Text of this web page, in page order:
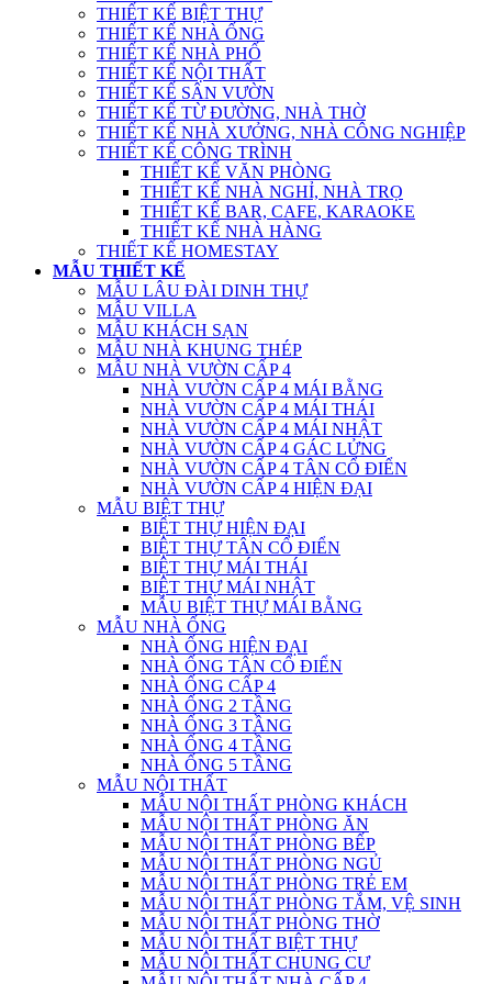
THIẾT KẾ BIỆT THỰ
THIẾT KẾ NHÀ ỐNG
THIẾT KẾ NHÀ PHỐ
THIẾT KẾ NỘI THẤT
THIẾT KẾ SÂN VƯỜN
THIẾT KẾ TỪ ĐƯỜNG, NHÀ THỜ
THIẾT KẾ NHÀ XƯỞNG, NHÀ CÔNG NGHIỆP
THIẾT KẾ CÔNG TRÌNH
THIẾT KẾ VĂN PHÒNG
THIẾT KẾ NHÀ NGHỈ, NHÀ TRỌ
THIẾT KẾ BAR, CAFE, KARAOKE
THIẾT KẾ NHÀ HÀNG
THIẾT KẾ HOMESTAY
MẪU THIẾT KẾ
MẪU LÂU ĐÀI DINH THỰ
MẪU VILLA
MẪU KHÁCH SẠN
MẪU NHÀ KHUNG THÉP
MẪU NHÀ VƯỜN CẤP 4
NHÀ VƯỜN CẤP 4 MÁI BẰNG
NHÀ VƯỜN CẤP 4 MÁI THÁI
NHÀ VƯỜN CẤP 4 MÁI NHẬT
NHÀ VƯỜN CẤP 4 GÁC LỬNG
NHÀ VƯỜN CẤP 4 TÂN CỔ ĐIỂN
NHÀ VƯỜN CẤP 4 HIỆN ĐẠI
MẪU BIỆT THỰ
BIỆT THỰ HIỆN ĐẠI
BIỆT THỰ TÂN CỔ ĐIỂN
BIỆT THỰ MÁI THÁI
BIỆT THỰ MÁI NHẬT
MẪU BIỆT THỰ MÁI BẰNG
MẪU NHÀ ỐNG
NHÀ ỐNG HIỆN ĐẠI
NHÀ ỐNG TÂN CỔ ĐIỂN
NHÀ ỐNG CẤP 4
NHÀ ỐNG 2 TẦNG
NHÀ ỐNG 3 TẦNG
NHÀ ỐNG 4 TẦNG
NHÀ ỐNG 5 TẦNG
MẪU NỘI THẤT
MẪU NỘI THẤT PHÒNG KHÁCH
MẪU NỘI THẤT PHÒNG ĂN
MẪU NỘI THẤT PHÒNG BẾP
MẪU NỘI THẤT PHÒNG NGỦ
MẪU NỘI THẤT PHÒNG TRẺ EM
MẪU NỘI THẤT PHÒNG TẮM, VỆ SINH
MẪU NỘI THẤT PHÒNG THỜ
MẪU NỘI THẤT BIỆT THỰ
MẪU NỘI THẤT CHUNG CƯ